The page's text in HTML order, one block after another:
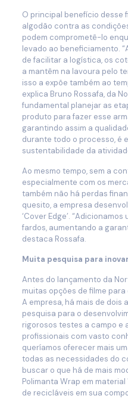
O principal benefício desse
algodão contra as
podem comprometê-lo
levado ao beneficiamento.
de facilitar a logística, os
a mantêm na lavoura pelo
isso a expõe também ao
explica Bruno Rossafa, da
fundamental planejar as
produto para fazer esse
garantindo assim a
durante todo o processo, é
sustentabilidade da
Ao mesmo tempo, sem a
especialmente com os
também não há perdas
quesito, a empresa
‘Cover Edge’.
fardos, aumentando a
destaca Rossafa.
Muita pesquisa para inovar
Antes do lançamento da
muitas opções de filme
A empresa, há mais de dois
pesquisa para o
rigorosos testes a campo e
profissionais com vasto
queríamos oferecer mais
todas as necessidades do
buscar o que há de mais
Polimanta Wrap em
de recicláveis em sua